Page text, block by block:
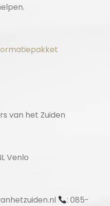
van het Zuiden
Venlo
: 085-